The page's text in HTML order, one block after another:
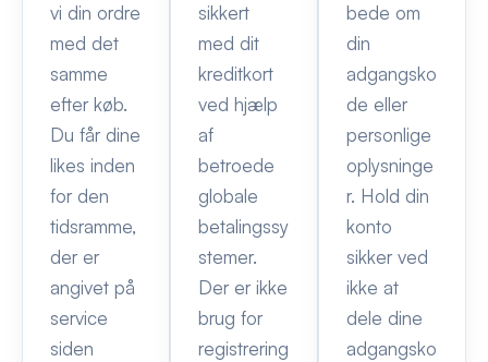
vi din ordre
med det
samme
efter køb.
Du får dine
likes inden
for den
tidsramme,
der er
angivet på
service
siden
sikkert
med dit
kreditkort
ved hjælp
af
betroede
globale
betalingssy
stemer.
Der er ikke
brug for
registrering
bede om
din
adgangsko
de eller
personlige
oplysninge
r. Hold din
konto
sikker ved
ikke at
dele dine
adgangsko